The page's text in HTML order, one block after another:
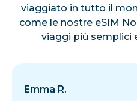
viaggiato in tutto il
come le nostre eSIM
viaggi più semplici
Emma R.